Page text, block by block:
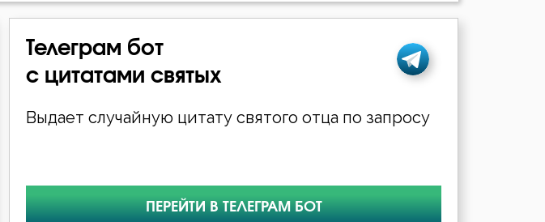
Телеграм бот
с цитатами святых
Выдает случайную цитату святого отца по запросу
ПЕРЕЙТИ В ТЕЛЕГРАМ БОТ